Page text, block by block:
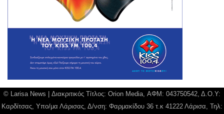
© Larisa News | Διακριτικός Τίτλος: Orion Media, ΑΦΜ: 043750542, Δ.Ο.Υ:
Καρδίτσας, Υπο/μα Λάρισας, Δ/νση: Φαρμακίδου 36 τ.κ 41222 Λάρισα, Τηλ: